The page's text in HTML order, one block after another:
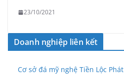
23/10/2021
Doanh nghiệp liên kết
Cơ sở đá mỹ nghệ Tiền Lộc Phát